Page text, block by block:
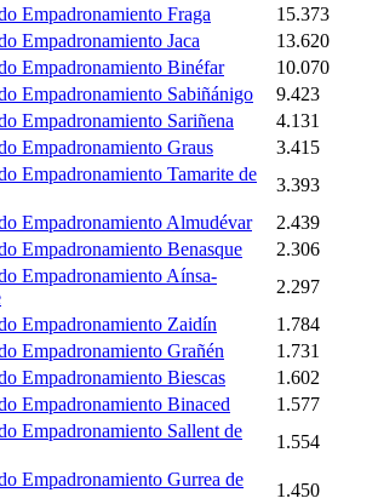
Empadronamiento Fraga
15.373
Empadronamiento Jaca
13.620
Empadronamiento Binéfar
10.070
Empadronamiento Sabiñánigo
9.423
Empadronamiento Sariñena
4.131
Empadronamiento Graus
3.415
Empadronamiento Tamarite de
3.393
Empadronamiento Almudévar
2.439
Empadronamiento Benasque
2.306
Empadronamiento Aínsa-
2.297
Empadronamiento Zaidín
1.784
Empadronamiento Grañén
1.731
Empadronamiento Biescas
1.602
Empadronamiento Binaced
1.577
Empadronamiento Sallent de
1.554
Empadronamiento Gurrea de
1.450